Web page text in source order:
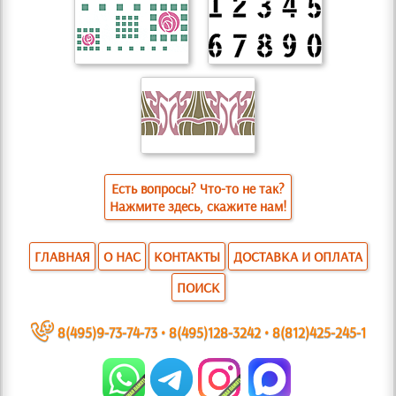
Есть вопросы? Что-то не так?
Нажмите здесь, скажите нам!
ГЛАВНАЯ О НАС КОНТАКТЫ
ДОСТАВКА И ОПЛАТА
ПОИСК
~ 8(495)9-73-74-73•8(495)128-3242•8(812)425-245-1